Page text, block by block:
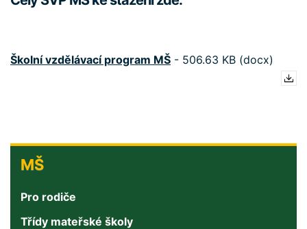
MŠ
MŠ
Pro rodiče
Třídy mateřské školy
Školní vzdělávací program MŠ - 506.63 KB (docx)